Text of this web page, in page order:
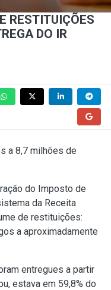
RESTITUIÇÕES
DO IR
a 8,7 milhões de
do Imposto de
da Receita
de restituições:
a aproximadamente
entregues a partir
estava em 59,8% do